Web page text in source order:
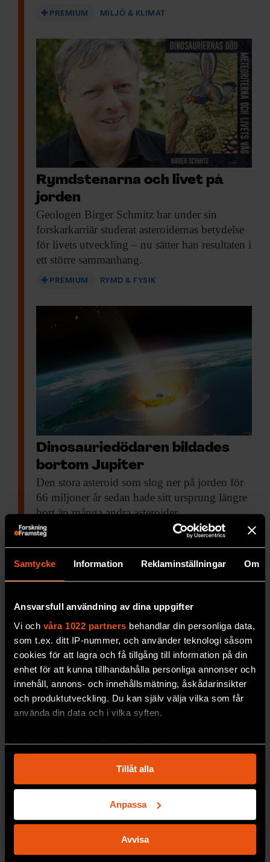
Samtycke Information Reklaminställningar Om
Ansvarsfull användning av dina uppgifter
Vi och våra 1022 partners behandlar din personliga data,
som t.ex. ditt IP-nummer, och använder teknologi såsom
cookies för att lagra och få tillgång till information på din
enhet för att kunna tillhandahålla personliga annonser och
innehåll, annons- och innehållsmätning, åskådarinsikter
och produktutveckling. Du kan själv välja vilka som får
använda din data och i vilka syften.
Med din tillåtelse skulle vi även vilja:
som kan ha en noggrannhet på upp till flera meter
Identifiera din enhet genom att aktivt skanna den
för specifika kännetecken (fingeravtryck)
Ta reda på mer om hur dina personliga uppgifter
Tillåt alla
Anpassa
Avvisa
PREMIUM MILJÖ & KLIMAT
Rymdstenarna och livet på
jorden
Geologen Birger Schmitz har under sin
forskarkarriär studerat asteroidernas betydelse
för livets utveckling – nu sätter han resultaten i
ett större sammanhang.
PREMIUM RYMD & FYSIK
Dinosauriedödaren bildades
bortom Jupiter
Den stora asteroid som slog ner på jorden för
66 miljoner år sedan hade sitt ursprung längre
bort än många andra asteroider.
MILJÖ & KLIMAT
Johan Eklöf:
rädda om
månskenet”
I boken Månljus
Johan Eklöf de
Hur vet man
utrotad?
30 procent av
arter som har klassats
som utrotade
återupptäckts igen.